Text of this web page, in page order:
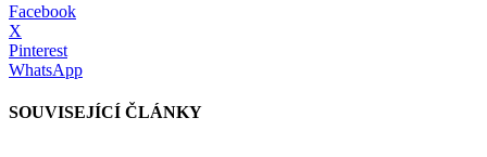
Facebook
X
Pinterest
WhatsApp
SOUVISEJÍCÍ ČLÁNKY